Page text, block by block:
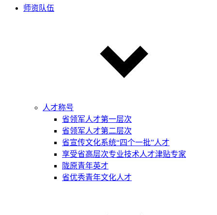
师资队伍
人才称号
省领军人才第一层次
省领军人才第二层次
省宣传文化系统“四个一批”人才
享受省高层次专业技术人才津贴专家
陇原青年英才
省优秀青年文化人才